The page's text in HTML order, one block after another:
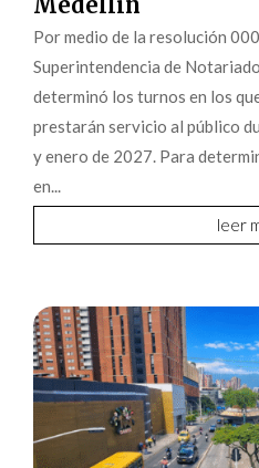
Por medio de la resolución
Superintendencia de
determinó los turnos en los
prestarán servicio al público
y enero de 2027. Para
en...
leer